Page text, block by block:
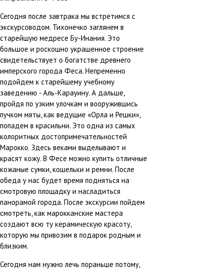
Сегодня после завтрака мы встретимся с
экскурсоводом. Тихонечко заглянем в
старейшую медресе Бу-Инания. Это
большое и роскошно украшенное строение
свидетельствует о богатстве древнего
имперского города Феса. Непременно
подойдем к старейшему учебному
заведению - Аль-Карауину. А дальше,
пройдя по узким улочкам и вооружившись
пучком мяты, как ведущие «Орла и Решки»,
попадем в красильни. Это одна из самых
колоритных достопримечательностей
Марокко. Здесь веками выделывают и
красят кожу. В Фесе можно купить отличные
кожаные сумки, кошельки и ремни. После
обеда у нас будет время подняться на
смотровую площадку и насладиться
панорамой города. После экскурсии пойдем
смотреть, как марокканские мастера
создают всю ту керамическую красоту,
которую мы привозим в подарок родным и
близким.
Сегодня нам нужно лечь пораньше потому,